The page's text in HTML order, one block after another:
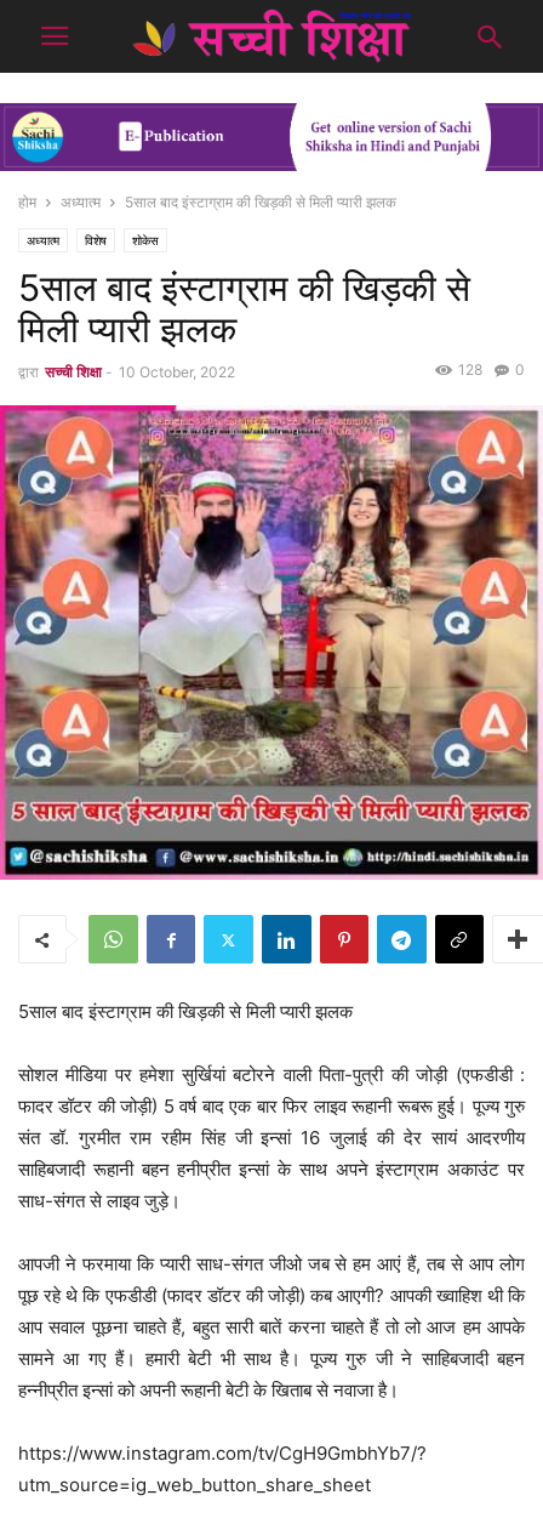
होम अध्यात्म 5साल बाद इंस्टाग्राम की खिड़की से मिली प्यारी झलक
अध्यात्म विशेष शोकेस
5साल बाद इंस्टाग्राम की खिड़की से
मिली प्यारी झलक
द्वारा सच्ची शिक्षा - 10 October, 2022 0
128
5साल बाद इंस्टाग्राम की खिड़की से मिली प्यारी झलक
सोशल मीडिया पर हमेशा सुर्खियां बटोरने वाली पिता-पुत्री की जोड़ी (एफडीडी :
फादर डॉटर की जोड़ी) 5 वर्ष बाद एक बार फिर लाइव रूहानी रूबरू हुई। पूज्य गुरु
संत डॉ. गुरमीत राम रहीम सिंह जी इन्सां 16 जुलाई की देर सायं आदरणीय
साहिबजादी रूहानी बहन हनीप्रीत इन्सां के साथ अपने इंस्टाग्राम अकाउंट पर
साध-संगत से लाइव जुड़े।
आपजी ने फरमाया कि प्यारी साध-संगत जीओ जब से हम आएं हैं, तब से आप लोग
पूछ रहे थे कि एफडीडी (फादर डॉटर की जोड़ी) कब आएगी? आपकी ख्वाहिश थी कि
आप सवाल पूछना चाहते हैं, बहुत सारी बातें करना चाहते हैं तो लो आज हम आपके
सामने आ गए हैं। हमारी बेटी भी साथ है। पूज्य गुरु जी ने साहिबजादी बहन
हन्नीप्रीत इन्सां को अपनी रूहानी बेटी के खिताब से नवाजा है।
https://www.instagram.com/tv/CgH9GmbhYb7/?
utm_source=ig_web_button_share_sheet